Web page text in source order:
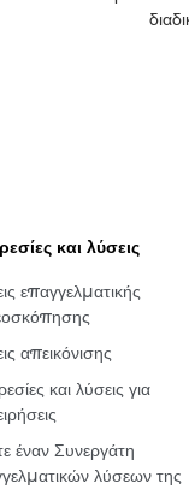
και λύσεις
επαγγελματικής
απεικόνισης
και λύσεις για
έναν Συνεργάτη
λύσεων της